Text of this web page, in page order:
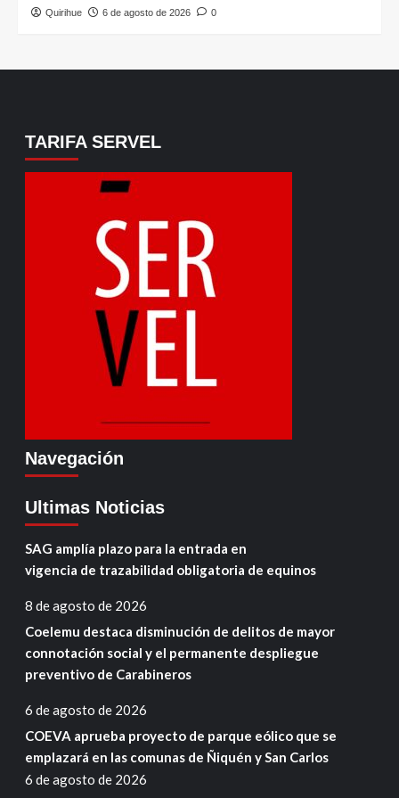
Quirihue 6 de agosto de 2026 0
TARIFA SERVEL
Navegación
Ultimas Noticias
SAG amplía plazo para la entrada en
vigencia de trazabilidad obligatoria de equinos
8 de agosto de 2026
Coelemu destaca disminución de delitos de mayor
connotación social y el permanente despliegue
preventivo de Carabineros
6 de agosto de 2026
COEVA aprueba proyecto de parque eólico que se
emplazará en las comunas de Ñiquén y San Carlos
6 de agosto de 2026